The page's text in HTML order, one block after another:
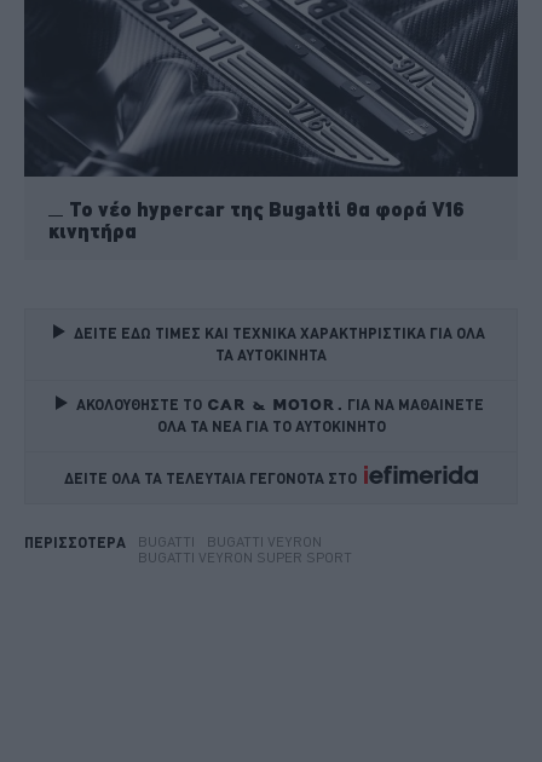
Το νέο hypercar της Bugatti θα φορά V16
κινητήρα
ΔΕΙΤΕ ΕΔΩ ΤΙΜΕΣ ΚΑΙ ΤΕΧΝΙΚΑ ΧΑΡΑΚΤΗΡΙΣΤΙΚΑ ΓΙΑ ΟΛΑ
ΤΑ ΑΥΤΟΚΙΝΗΤΑ
ΑΚΟΛΟΥΘΗΣΤΕ ΤΟ
ΓΙΑ ΝΑ ΜΑΘΑΙΝΕΤΕ
ΟΛΑ ΤΑ ΝΕΑ ΓΙΑ ΤΟ ΑΥΤΟΚΙΝΗΤΟ
ΔΕΙΤΕ ΟΛΑ ΤΑ ΤΕΛΕΥΤΑΙΑ ΓΕΓΟΝΟΤΑ ΣΤΟ
ΠΕΡΙΣΣΟΤΕΡΑ BUGATTI
BUGATTI VEYRON
BUGATTI VEYRON SUPER SPORT